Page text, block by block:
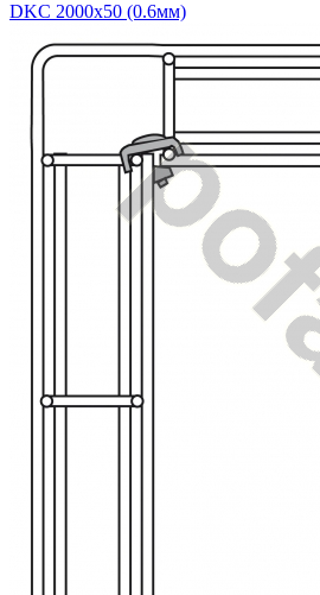
DKC 2000х50 (0.6мм)